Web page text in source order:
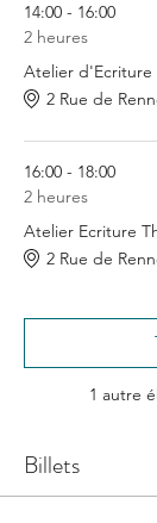
14:00 - 16:00
2 heures
Atelier d'Ecriture
2 Rue de
16:00 - 18:00
2 heures
Atelier Ecriture
2 Rue de
1 autre
Billets